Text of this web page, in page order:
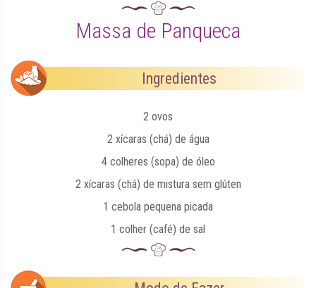
Massa de Panqueca
Ingredientes
2 ovos
2 xícaras (chá) de água
4 colheres (sopa) de óleo
2 xícaras (chá) de mistura sem glúten
1 cebola pequena picada
1 colher (café) de sal